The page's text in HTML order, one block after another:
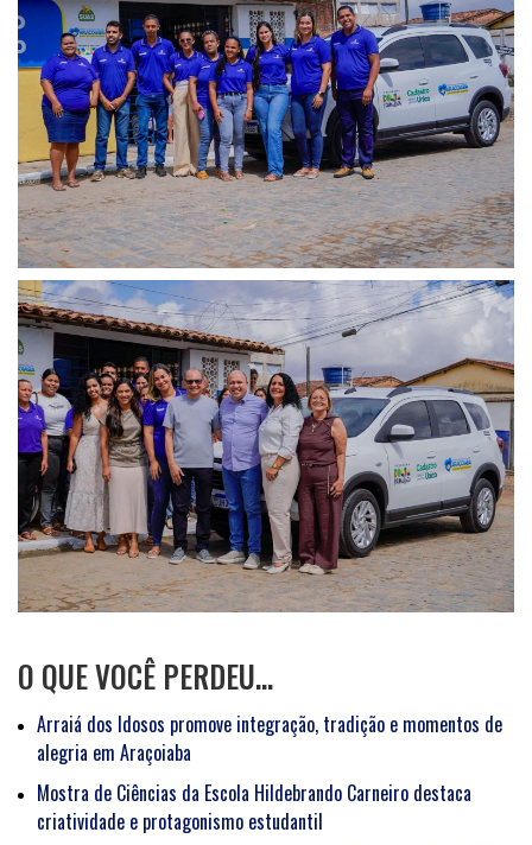
O QUE VOCÊ PERDEU…
Arraiá dos Idosos promove integração, tradição e momentos de
alegria em Araçoiaba
Mostra de Ciências da Escola Hildebrando Carneiro destaca
criatividade e protagonismo estudantil